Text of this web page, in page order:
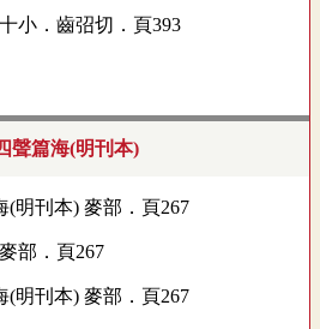
小．齒弨切．頁393
聲篇海(明刊本)
麥部．頁267